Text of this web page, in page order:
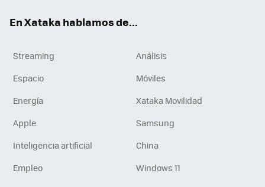
En Xataka hablamos de...
Streaming
Análisis
Espacio
Móviles
Energía
Xataka Movilidad
Apple
Samsung
Inteligencia artificial
China
Empleo
Windows 11